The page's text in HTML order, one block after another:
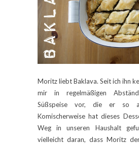
Moritz liebt Baklava. Seit ich ihn
mir in regelmäßigen
Süßspeise vor, die er so
Komischerweise hat dieses
Weg in unseren Haushalt
vielleicht daran, dass Moritz